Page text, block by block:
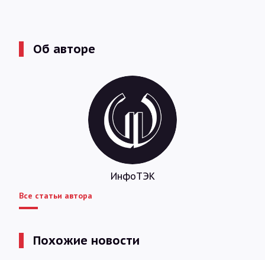
Об авторе
ИнфоТЭК
Все статьи автора
Похожие новости